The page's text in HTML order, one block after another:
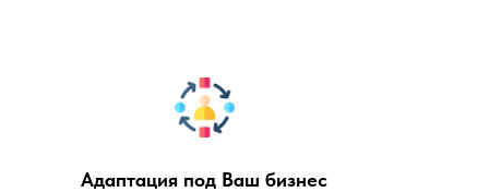
Адаптация под Ваш бизнес